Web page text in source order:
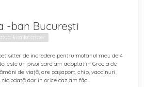
-ban București
kisállatszitter
sitter de încredere pentru motanul meu de 4
este un pisoi care am adoptat in Grecia de
de viață, are pașaport, chip, vaccinuri,
dar in orice caz am făc...